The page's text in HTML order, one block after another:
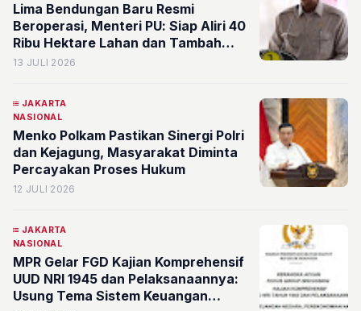
Lima Bendungan Baru Resmi
Beroperasi, Menteri PU: Siap Aliri 40
Ribu Hektare Lahan dan Tambah
Produksi Padi 720 Ribu Ton
13 JULI 2026
JAKARTA
NASIONAL
Menko Polkam Pastikan Sinergi Polri
dan Kejagung, Masyarakat Diminta
Percayakan Proses Hukum
12 JULI 2026
JAKARTA
NASIONAL
MPR Gelar FGD Kajian Komprehensif
UUD NRI 1945 dan Pelaksanaannya:
Usung Tema Sistem Keuangan